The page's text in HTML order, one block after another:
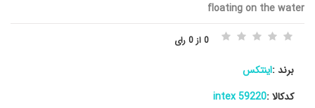
floating on the water
0 از 0 رای
برند :اینتکس
کدکالا :intex 59220